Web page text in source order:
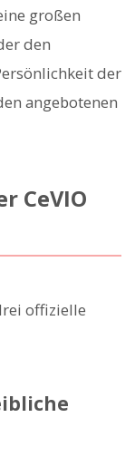
großen
den
der
angebotenen
CeVIO
offizielle